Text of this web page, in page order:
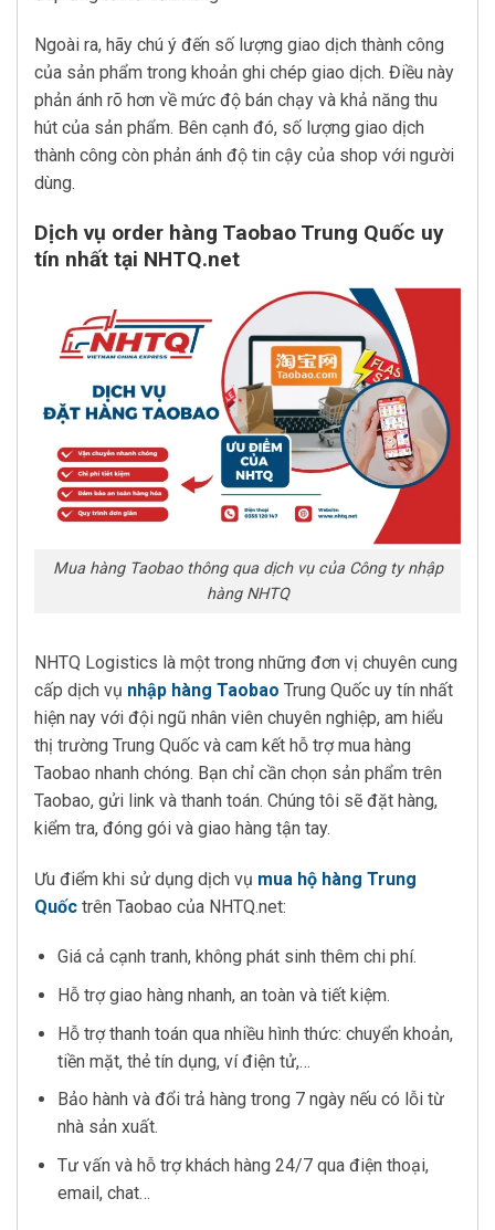
Ngoài ra, hãy chú ý đến số lượng giao dịch thành công
của sản phẩm trong khoản ghi chép giao dịch. Điều này
phản ánh rõ hơn về mức độ bán chạy và khả năng thu
hút của sản phẩm. Bên cạnh đó, số lượng giao dịch
thành công còn phản ánh độ tin cậy của shop với người
dùng.
Dịch vụ order hàng Taobao Trung Quốc uy
tín nhất tại NHTQ.net
Mua hàng Taobao thông qua dịch vụ của Công ty nhập
hàng NHTQ
NHTQ Logistics là một trong những đơn vị chuyên cung
cấp dịch vụ nhập hàng Taobao Trung Quốc uy tín nhất
hiện nay với đội ngũ nhân viên chuyên nghiệp, am hiểu
thị trường Trung Quốc và cam kết hỗ trợ mua hàng
Taobao nhanh chóng. Bạn chỉ cần chọn sản phẩm trên
Taobao, gửi link và thanh toán. Chúng tôi sẽ đặt hàng,
kiểm tra, đóng gói và giao hàng tận tay.
Ưu điểm khi sử dụng dịch vụ mua hộ hàng Trung
Quốc trên Taobao của NHTQ.net:
Giá cả cạnh tranh, không phát sinh thêm chi phí.
Hỗ trợ giao hàng nhanh, an toàn và tiết kiệm.
Hỗ trợ thanh toán qua nhiều hình thức: chuyển khoản,
tiền mặt, thẻ tín dụng, ví điện tử,…
Bảo hành và đổi trả hàng trong 7 ngày nếu có lỗi từ
nhà sản xuất.
Tư vấn và hỗ trợ khách hàng 24/7 qua điện thoại,
email, chat…